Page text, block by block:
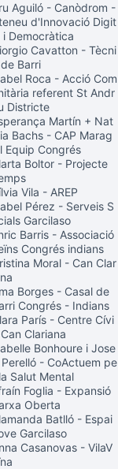
Aguiló - Canòdrom -
d'Innovació Digit
i Democràtica
Cavatton - Tècni
Barri
Roca - Acció Com
referent St Andr
Districte
Martín + Nat
Bachs - CAP Marag
Equip Congrés
Boltor - Projecte
Vila - AREP
Pérez - Serveis S
Garcilaso
Barris - Associació
Congrés indians
Moral - Can Clar
Borges - Casal de
Congrés - Indians
París - Centre Cívi
Clariana
Bonhoure i Jose
- CoActuem pe
Salut Mental
Foglia - Expansió
Oberta
Batlló - Espai
Garcilaso
Casanovas - VilaV